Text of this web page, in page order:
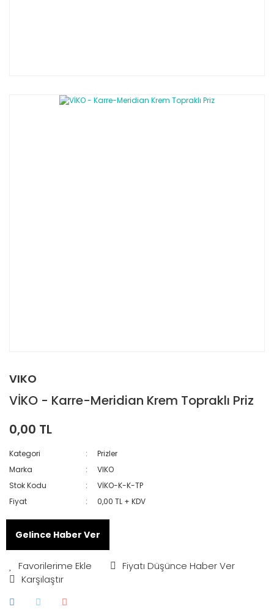
VIKO
VİKO - Karre-Meridian Krem Topraklı Priz
0,00 TL
Kategori
Prizler
Marka
VIKO
Stok Kodu
VİKO-K-K-TP
Fiyat
0,00 TL + KDV
Gelince Haber Ver
Fiyatı Düşünce Haber Ver
Karşılaştır